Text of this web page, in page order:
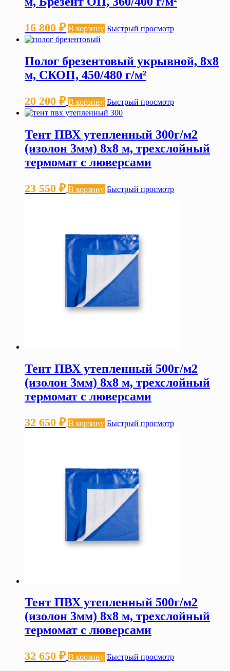
16 800 ₽ В корзину Быстрый просмотр
Полог брезентовый укрывной, 8х8
м, СКОП, 450/480 г/м²
20 200 ₽ В корзину Быстрый просмотр
Тент ПВХ утепленный 300г/м2
(изолон 3мм) 8х8 м, трехслойный
термомат с люверсами
23 550 ₽ В корзину Быстрый просмотр
Тент ПВХ утепленный 500г/м2
(изолон 3мм) 8х8 м, трехслойный
термомат с люверсами
32 650 ₽ В корзину Быстрый просмотр
Тент ПВХ утепленный 500г/м2
(изолон 3мм) 8х8 м, трехслойный
термомат с люверсами
32 650 ₽ В корзину Быстрый просмотр